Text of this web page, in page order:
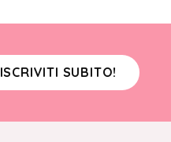
ISCRIVITI SUBITO!